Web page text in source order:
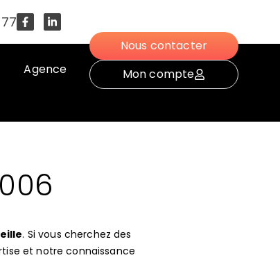
Agence
Nous contacter
Mon compte
. Si vous cherchez des
et notre connaissance